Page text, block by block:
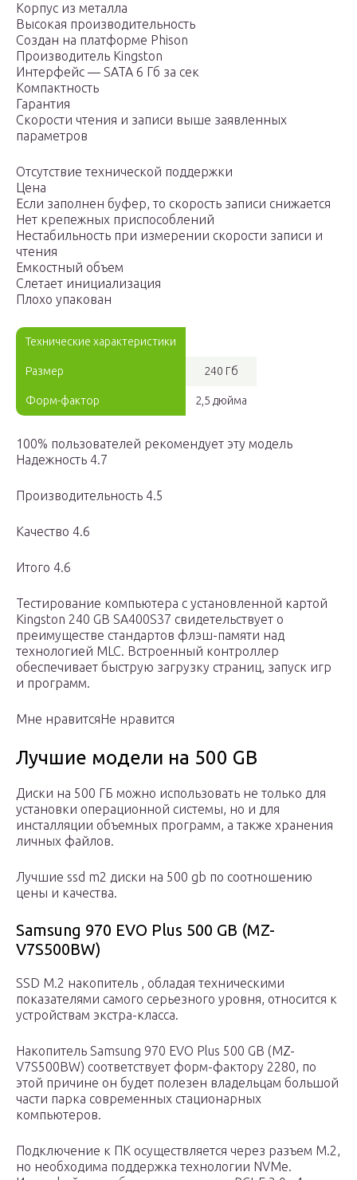
Корпус из металла
Высокая производительность
Создан на платформе Phison
Производитель Kingston
Интерфейс — SATA 6 Гб за сек
Компактность
Гарантия
Скорости чтения и записи выше заявленных
параметров
Отсутствие технической поддержки
Цена
Если заполнен буфер, то скорость записи снижается
Нет крепежных приспособлений
Нестабильность при измерении скорости записи и
чтения
Емкостный объем
Слетает инициализация
Плохо упакован
Технические характеристики
Размер 240 Гб
Форм-фактор 2,5 дюйма
100% пользователей рекомендует эту модель
Надежность 4.7
Производительность 4.5
Качество 4.6
Итого 4.6
Тестирование компьютера с установленной картой
Kingston 240 GB SA400S37 свидетельствует о
преимуществе стандартов флэш-памяти над
технологией MLC. Встроенный контроллер
обеспечивает быструю загрузку страниц, запуск игр
и программ.
Мне нравитсяНе нравится
Лучшие модели на 500 GB
Диски на 500 ГБ можно использовать не только для
установки операционной системы, но и для
инсталляции объемных программ, а также хранения
личных файлов.
Лучшие ssd m2 диски на 500 gb по соотношению
цены и качества.
Samsung 970 EVO Plus 500 GB (MZ-
V7S500BW)
SSD M.2 накопитель , обладая техническими
показателями самого серьезного уровня, относится к
устройствам экстра-класса.
Накопитель Samsung 970 EVO Plus 500 GB (MZ-
V7S500BW) соответствует форм-фактору 2280, по
этой причине он будет полезен владельцам большой
части парка современных стационарных
компьютеров.
Подключение к ПК осуществляется через разъем M.2,
но необходима поддержка технологии NVMe.